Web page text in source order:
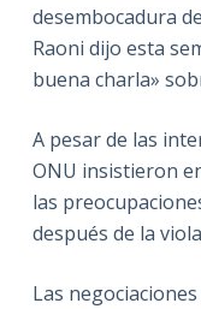
desembocadura
Raoni dijo esta
buena charla»
A pesar de las
ONU insistieron
las
después de la
Las